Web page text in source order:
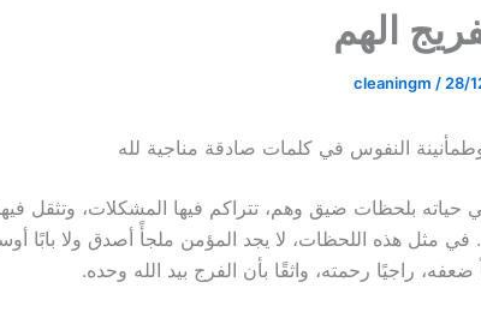
الهم
cleaningm / 28/
النفوس في كلمات صادقة مناجية لله
حياته بلحظات ضيق وهم، تتراكم فيها المشكلات، وتثقل
في مثل هذه اللحظات، لا يجد المؤمن ملجأً أصدق ولا بابًا
ضعفه، راجيًا رحمته، واثقًا بأن الفرج بيد الله وحده.